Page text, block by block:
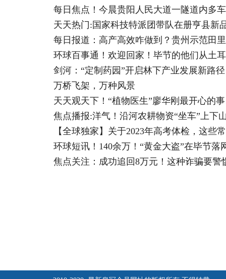
每日焦点！今晨贵阳人民大道一隧道内多
天天热门:国家科技特派团带队在册亨县新
每日报道：高产高效咋做到？贵州示范田
环球百事通！欢迎回家！毕节的他们从土
剑河：“定制药园”开启林下产业发展新路径
万桥飞架，万种风景
天天观天下！“植物医生”廖华刚最开心的
焦点播报:洋气！沿河农耕物资“坐车”上下
【全球独家】关于2023年高考体检，这些
环球短讯！140余万！“黄金大盗”在毕节落
焦点关注：成功追回8万元！这种诈骗要警